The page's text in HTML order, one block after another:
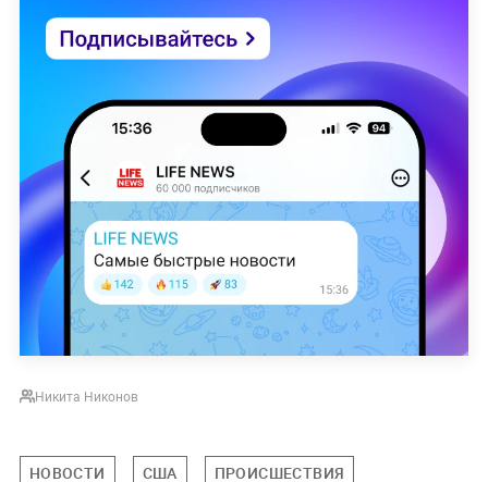
Никита Никонов
НОВОСТИ США ПРОИСШЕСТВИЯ